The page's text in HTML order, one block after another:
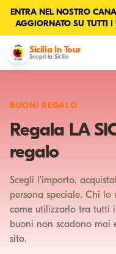
ENTRA NEL NOSTRO
AGGIORNATO SU TUTTI I
Sicilia In Tour
Scopri la Sicilia
BUONI REGALO
Regala LA
regalo
Scegli l'importo,
persona speciale. Chi lo
come utilizzarlo tra tutti
buoni non scadono mai
sito.